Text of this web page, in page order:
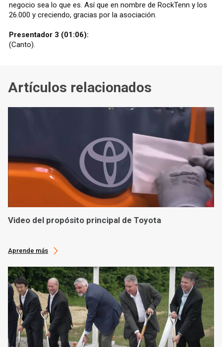
negocio sea lo que es. Así que en nombre de RockTenn y los
26.000 y creciendo, gracias por la asociación.
Presentador 3 (01:06):
(Canto).
Artículos relacionados
Video del propósito principal de Toyota
Aprende más